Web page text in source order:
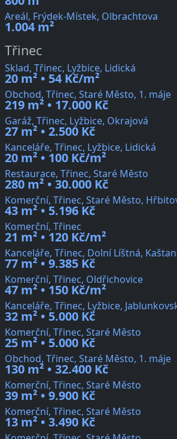
Areál, Frýdek-Místek, Olbrachtova
1.004 m²
Třinec
Sklad, Třinec, Lyžbice, Lidická
20 m² • 54 Kč/m²
Obchod, Třinec, Staré Město, 1. máje
219 m² • 17.000 Kč
Garáž, Třinec, Lyžbice, Okrajová
27 m² • 2.500 Kč
Kanceláře, Třinec, Lyžbice, Lidická
20 m² • 100 Kč/m²
Restaurace, Třinec, Staré Město
280 m² • 30.000 Kč
Komerční, Třinec, Staré Město,
43 m² • 5.196 Kč
Komerční, Třinec
21 m² • 120 Kč/m²
Kanceláře, Třinec, Dolní Líštná,
77 m² • 9.385 Kč
Komerční, Třinec, Oldřichovice
47 m² • 150 Kč/m²
Kanceláře, Třinec, Lyžbice,
32 m² • 5.000 Kč
Komerční, Třinec, Staré Město
25 m² • 5.000 Kč
Obchod, Třinec, Staré Město, 1. máje
130 m² • 32.400 Kč
Komerční, Třinec, Staré Město
39 m² • 9.900 Kč
Komerční, Třinec, Staré Město
13 m² • 3.490 Kč